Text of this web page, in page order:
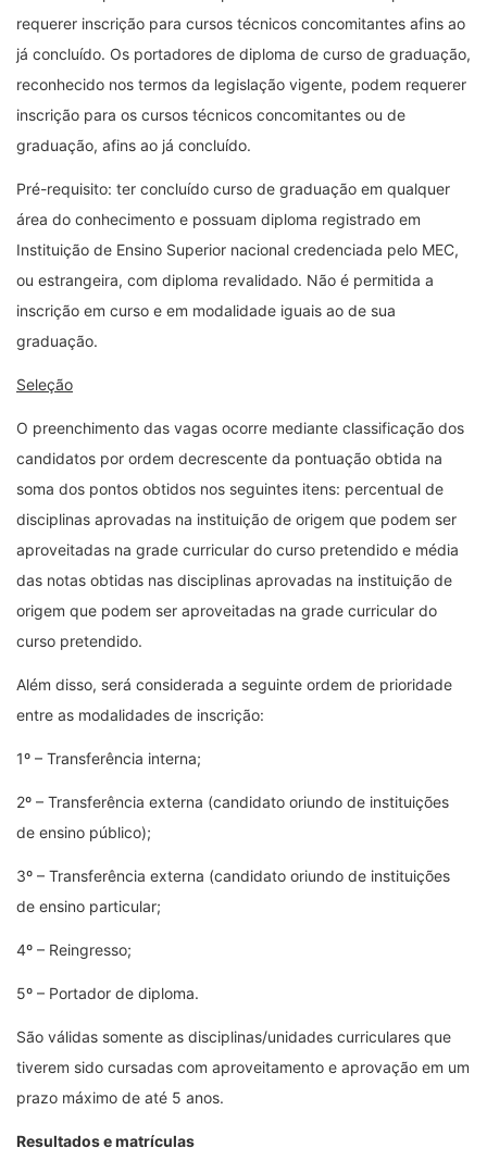
requerer inscrição para cursos técnicos concomitantes afins ao
já concluído. Os portadores de diploma de curso de graduação,
reconhecido nos termos da legislação vigente, podem requerer
inscrição para os cursos técnicos concomitantes ou de
graduação, afins ao já concluído.
Pré-requisito: ter concluído curso de graduação em qualquer
área do conhecimento e possuam diploma registrado em
Instituição de Ensino Superior nacional credenciada pelo MEC,
ou estrangeira, com diploma revalidado. Não é permitida a
inscrição em curso e em modalidade iguais ao de sua
graduação.
Seleção
O preenchimento das vagas ocorre mediante classificação dos
candidatos por ordem decrescente da pontuação obtida na
soma dos pontos obtidos nos seguintes itens: percentual de
disciplinas aprovadas na instituição de origem que podem ser
aproveitadas na grade curricular do curso pretendido e média
das notas obtidas nas disciplinas aprovadas na instituição de
origem que podem ser aproveitadas na grade curricular do
curso pretendido.
Além disso, será considerada a seguinte ordem de prioridade
entre as modalidades de inscrição:
1º – Transferência interna;
2º – Transferência externa (candidato oriundo de instituições
de ensino público);
3º – Transferência externa (candidato oriundo de instituições
de ensino particular;
4º – Reingresso;
5º – Portador de diploma.
São válidas somente as disciplinas/unidades curriculares que
tiverem sido cursadas com aproveitamento e aprovação em um
prazo máximo de até 5 anos.
Resultados e matrículas